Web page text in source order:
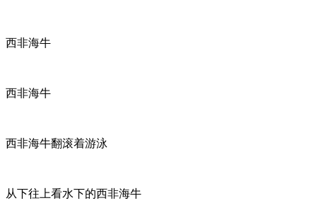
西非海牛
西非海牛
西非海牛翻滚着游泳
从下往上看水下的西非海牛